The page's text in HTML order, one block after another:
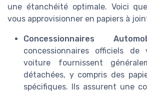
une étanchéité optimale. Voici
vous approvisionner en papiers à
Concessionnaires
concessionnaires officiels
voiture fournissent
détachées, y compris des
spécifiques. Ils assurent une